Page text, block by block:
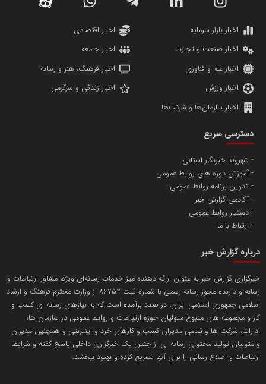
دانشگاه سئوی ایران
پایگاه اطلاع رسانی اعتلای نهادهای مردمی
پایگاه اطلاع رسانی دریا و نفت
تامین آهن اسفنجی تولیدکنندگان فولاد در کشور
تریبون
انتشار گسترده محتوا در رسانه گزارش خبر
مریم حاج نوروز نظری
مسعودصادقی
محمدعلی کرمعلی
اخبار بازار سرمایه
اخبار اقتصادی
اخبار صنعت و تجارت
اخبار جامعه
اخبار علم و فناوری
اخبار فرهنگ، هنر و رسانه
اخبار ورزش
اخبار زندگی و سرگرمی
اخبار سازمان‌ها و شرکت‌ها
دسترسی سریع
شهروند خبرنگار استانی
آموزش دوره های روابط عمومی
تدوین برنامه روابط عمومی
آکادمی گزارش خبر
دستیار روابط عمومی
ارتباط با ما
درباره گزارش خبر
خبرگزاری گزارش خبر به عنوان ارائه دهنده میز خدمات رسانه‌ای ویژه، مشاور ارتباطات و
رسانه و دارنده مجوز رسانه رسمی با شماره ثبت 86752 از وزارت محترم فرهنگ و ارشاد
اسلامی جمهوری اسلامی ایران، در صدد برآمده است که به نیازهای رسانه ای کسب و
کار و مجموعه های متبوع متولیان حوزه ارتباطات و روابط عمومی در سازمان ها،
ادارات، شرکت ها و تمامی مدیران کسب و کارهای خرد و اینترنتی و همچنین مدیران
و متولیان تولید محتوای رسانه ای از جنس یک خبرگزاری داخلی پاسخ گفته و شرایط
ارتباطات و اطلاع رسانی را برای آنها تسریع کرده و بهبود ببخشد.